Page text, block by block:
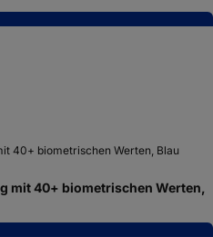
mit 40+ biometrischen Werten,